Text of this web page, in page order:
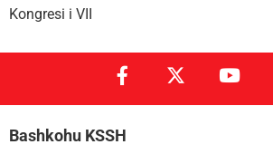
Kongresi i VII
Bashkohu KSSH